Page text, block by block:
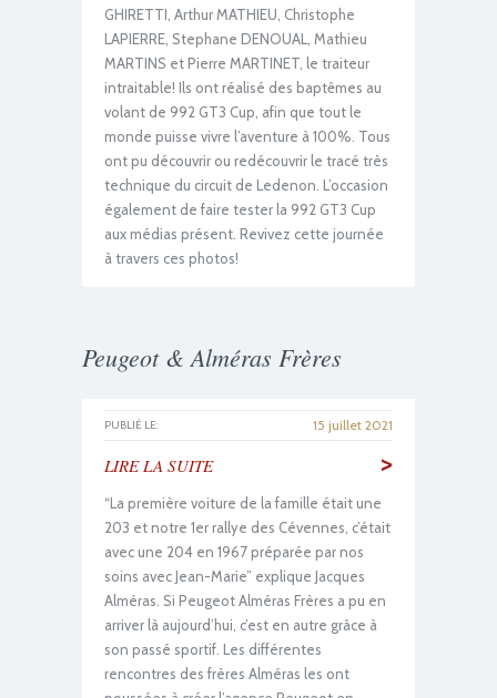
GHIRETTI, Arthur MATHIEU, Christophe
LAPIERRE, Stephane DENOUAL, Mathieu
MARTINS et Pierre MARTINET, le traiteur
intraitable! Ils ont réalisé des baptêmes au
volant de 992 GT3 Cup, afin que tout le
monde puisse vivre l’aventure à 100%. Tous
ont pu découvrir ou redécouvrir le tracé très
technique du circuit de Ledenon. L’occasion
également de faire tester la 992 GT3 Cup
aux médias présent. Revivez cette journée
à travers ces photos!
Peugeot & Alméras Frères
PUBLIÉ LE: 15 juillet 2021
LIRE LA SUITE >
“La première voiture de la famille était une
203 et notre 1er rallye des Cévennes, c’était
avec une 204 en 1967 préparée par nos
soins avec Jean-Marie” explique Jacques
Alméras. Si Peugeot Alméras Frères a pu en
arriver là aujourd’hui, c’est en autre grâce à
son passé sportif. Les différentes
rencontres des frères Alméras les ont